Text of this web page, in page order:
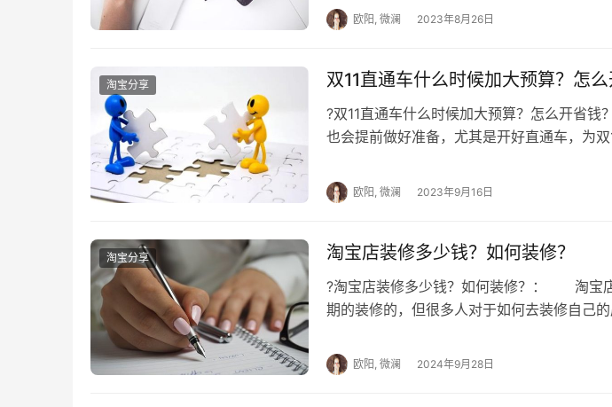
（3）线上拼团+到店自提将参与活动的该商品的配送方式设置为仅支持到
2，分销系统裂变营销商家可通过制定推广计划招募粉丝加入推广队伍，并
励，以此给店铺带来更多的传播和促进销量提升。
https://www.zaotuan.com.cn/141415.html
版权声明：本文内容由互联网用户自发贡献，该文观点仅代表作者本人。本站仅提供信息存
相关法律责任。如发现本站有涉嫌抄袭侵权/违法违规的内容， 请发送邮件至
刻删除。
欧阳, 微澜 2023年8月26日
淘宝分享 双11直通车什么时候加大预算？怎么
?双11直通车什么时候加大预算？怎么开省
也会提前做好准备，尤其是开好直通车，为
欧阳, 微澜 2023年9月16日
淘宝分享 淘宝店装修多少钱？如何装修？
?淘宝店装修多少钱？如何装修？： 淘宝
期的装修的，但很多人对于如何去装修自己
欧阳, 微澜 2024年9月28日